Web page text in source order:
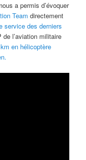
a permis d’évoquer
Team directement
service des derniers
l’aviation militaire
en hélicoptère